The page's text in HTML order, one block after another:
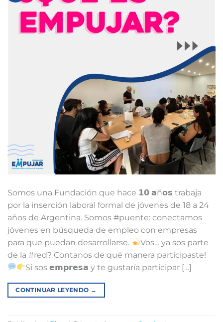
Somos una Fundación que hace 𝟭𝟬 𝗮ñ𝗼𝘀 trabaja
por la inserción laboral formal de jóvenes de 18 a 24
años de Argentina. Somos #puente: conectamos
jóvenes en búsqueda de empleo con empresas
para que puedan desarrollarse.
⁣⁣Vos… ya sos parte
de la #red? Contanos de qué manera participaste!
Si sos 𝗲𝗺𝗽𝗿𝗲𝘀𝗮 y te gustaría participar […]
CONTINUAR LEYENDO →